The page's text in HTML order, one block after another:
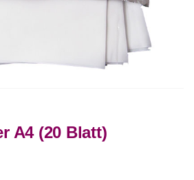
A4 (20 Blatt)